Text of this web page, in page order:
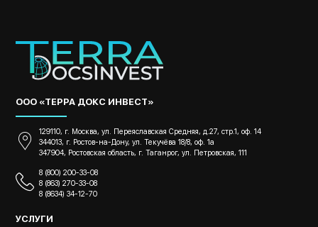
ООО «ТЕРРА ДОКС ИНВЕСТ»
129110, г. Москва, ул. Переяславская Средняя, д.27, стр.1, оф. 14
344013, г. Ростов-на-Дону, ул. Текучёва 18/8, оф. 1а
347904, Ростовская область, г. Таганрог, ул. Петровская, 111
8 (800) 200-33-08
8 (863) 270-33-08
8 (8634) 34-12-70
УСЛУГИ